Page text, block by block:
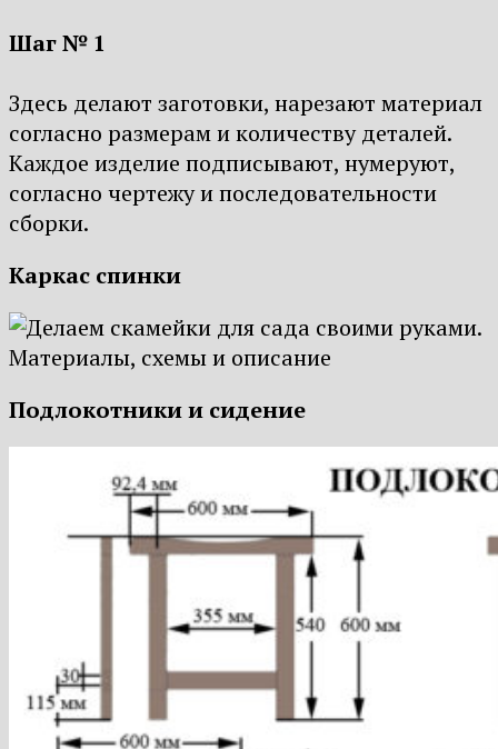
Шаг № 1
Здесь делают заготовки, нарезают материал
согласно размерам и количеству деталей.
Каждое изделие подписывают, нумеруют,
согласно чертежу и последовательности
сборки.
Каркас спинки
Подлокотники и сидение